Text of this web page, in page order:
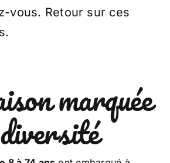
vous. Retour sur ces
marquée